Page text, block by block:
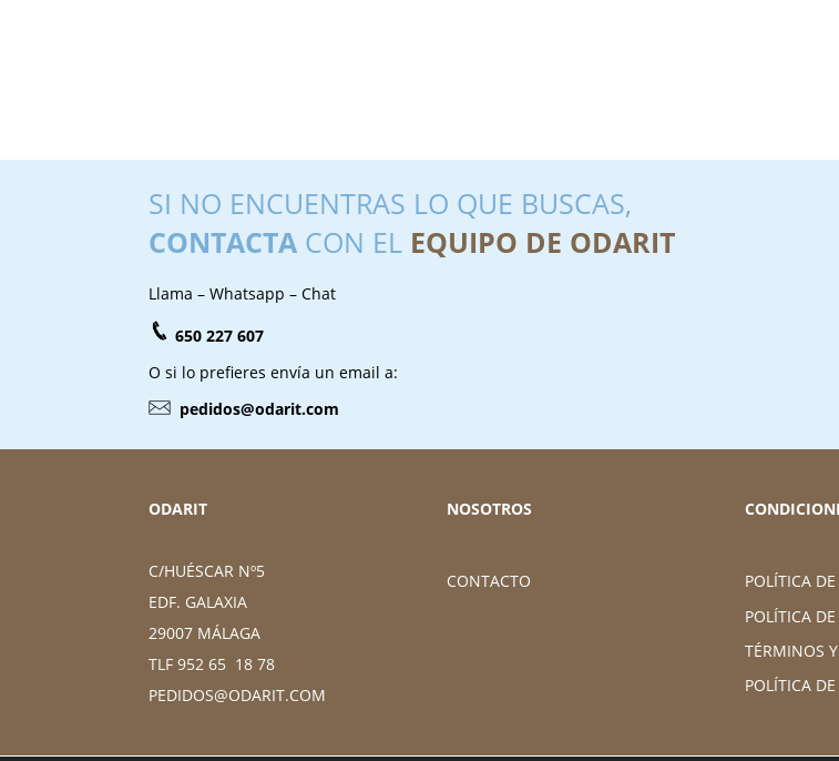
SI NO ENCUENTRAS LO QUE BUSCAS,
CONTACTA CON EL EQUIPO DE ODARIT
Llama – Whatsapp – Chat
650 227 607
O si lo prefieres envía un email a:
pedidos@odarit.com
ODARIT
C/HUÉSCAR Nº5
EDF. GALAXIA
29007 MÁLAGA
TLF 952 65 18 78
PEDIDOS@ODARIT.COM
NOSOTROS
CONTACTO
POLÍTICA
POLÍTICA
TÉRMINOS
POLÍTICA